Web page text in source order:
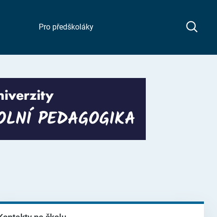
Pro předškoláky